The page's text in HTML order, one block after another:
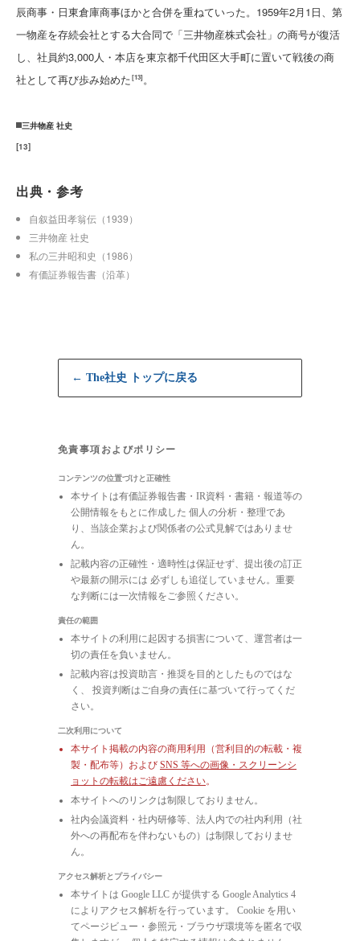
辰商事・日東倉庫商事ほかと合併を重ねていった。1959年2月1日、第
一物産を存続会社とする大合同で「三井物産株式会社」の商号が復活
し、社員約3,000人・本店を東京都千代田区大手町に置いて戦後の商
社として再び歩み始めた[13]。
三井物産 社史
[13]
出典・参考
自叙益田孝翁伝（1939）
三井物産 社史
私の三井昭和史（1986）
有価証券報告書（沿革）
← The社史 トップに戻る
免責事項およびポリシー
コンテンツの位置づけと正確性
本サイトは有価証券報告書・IR資料・書籍・報道等の
公開情報をもとに作成した 個人の分析・整理であ
り、当該企業および関係者の公式見解ではありませ
ん。
記載内容の正確性・適時性は保証せず、提出後の訂正
や最新の開示には 必ずしも追従していません。重要
な判断には一次情報をご参照ください。
責任の範囲
本サイトの利用に起因する損害について、運営者は一
切の責任を負いません。
記載内容は投資助言・推奨を目的としたものではな
く、 投資判断はご自身の責任に基づいて行ってくだ
さい。
二次利用について
本サイト掲載の内容の商用利用（営利目的の転載・複
製・配布等）および SNS 等への画像・スクリーンシ
ョットの転載はご遠慮ください。
本サイトへのリンクは制限しておりません。
社内会議資料・社内研修等、法人内での社内利用（社
外への再配布を伴わないもの）は制限しておりませ
ん。
アクセス解析とプライバシー
本サイトは Google LLC が提供する Google Analytics 4
によりアクセス解析を行っています。 Cookie を用い
てページビュー・参照元・ブラウザ環境等を匿名で収